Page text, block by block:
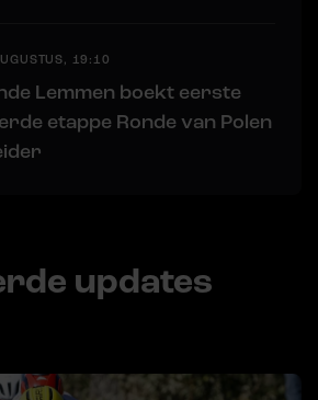
19:10
Lemmen boekt eerste
etappe Ronde van Polen
updates